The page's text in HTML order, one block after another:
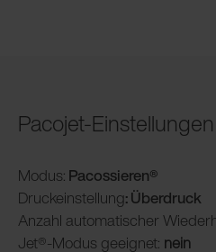
Pacojet-Einstellungen
Modus: Pacossieren®
Druckeinstellung: Überdruck
Anzahl automatischer
Jet®-Modus geeignet: nein